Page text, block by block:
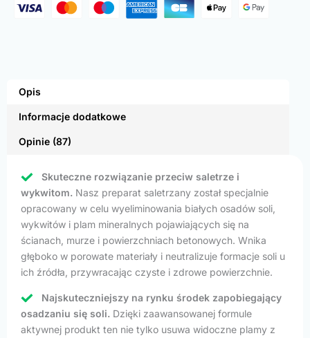
Opis
Informacje dodatkowe
Opinie (87)
Skuteczne rozwiązanie przeciw saletrze i
wykwitom. Nasz preparat saletrzany został specjalnie
opracowany w celu wyeliminowania białych osadów soli,
wykwitów i plam mineralnych pojawiających się na
ścianach, murze i powierzchniach betonowych. Wnika
głęboko w porowate materiały i neutralizuje formacje soli u
ich źródła, przywracając czyste i zdrowe powierzchnie.
Najskuteczniejszy na rynku środek zapobiegający
osadzaniu się soli. Dzięki zaawansowanej formule
aktywnej produkt ten nie tylko usuwa widoczne plamy z